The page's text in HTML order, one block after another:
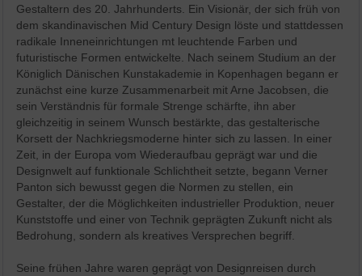
Gestaltern des 20. Jahrhunderts. Ein Visionär, der sich früh von
dem skandinavischen Mid Century Design löste und stattdessen
radikale Inneneinrichtungen mt leuchtende Farben und
futuristische Formen entwickelte. Nach seinem Studium an der
Königlich Dänischen Kunstakademie in Kopenhagen begann er
zunächst eine kurze Zusammenarbeit mit Arne Jacobsen, die
sein Verständnis für formale Strenge schärfte, ihn aber
gleichzeitig in seinem Wunsch bestärkte, das gestalterische
Korsett der Nachkriegsmoderne hinter sich zu lassen. In einer
Zeit, in der Europa vom Wiederaufbau geprägt war und die
Designwelt auf funktionale Schlichtheit setzte, begann Verner
Panton sich bewusst gegen die Normen zu stellen, ein
Gestalter, der die Möglichkeiten industrieller Produktion, neuer
Kunststoffe und einer von Technik geprägten Zukunft nicht als
Bedrohung, sondern als kreatives Versprechen begriff.
Seine frühen Jahre waren geprägt von Designreisen durch